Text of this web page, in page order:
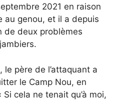
2021 en raison
au genou, et il a depuis
de deux problèmes
père de l’attaquant a
le Camp Nou, en
Si cela ne tenait qu’à moi,